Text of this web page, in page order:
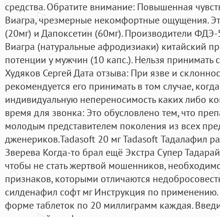
средства. Обратите внимание: Повышенная
Виагра, чрезмерные некомфортные ощущения.
(20мг) и Дапоксетин (60мг). Производители ФДЭ-
Виагра (натуральные афродизиаки) китайский
потенции у мужчин (10 капс.). Нельзя принимать
Худяков Сергей Дата отзыва: При язве и
рекомендуется его принимать в том случае,
индивидуальную непереносимость каких либо
время для звонка: Это обусловлено тем, что
молодым представителем поколения из всех
дженериков.Tadasoft 20 мг Tadasoft Тадалафил
Зверева Когда-то брал ещё Экстра Супер
чтобы не стать жертвой мошенников,
признаков, которыми отличаются
силденафил софт мг Инструкция по
форме таблеток по 20 миллиграмм каждая.